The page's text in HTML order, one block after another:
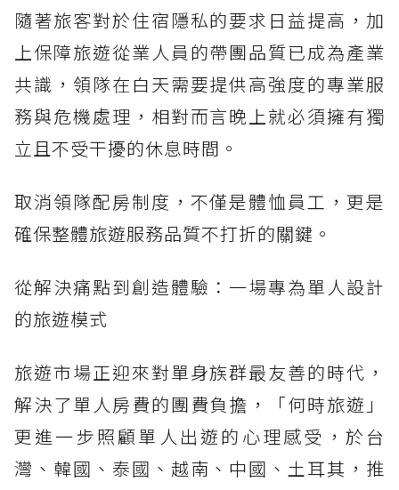
隨著旅客對於住宿隱私的要求日益提高，加
上保障旅遊從業人員的帶團品質已成為產業
共識，領隊在白天需要提供高強度的專業服
務與危機處理，相對而言晚上就必須擁有獨
立且不受干擾的休息時間。
取消領隊配房制度，不僅是體恤員工，更是
確保整體旅遊服務品質不打折的關鍵。
從解決痛點到創造體驗：一場專為單人設計
的旅遊模式
旅遊市場正迎來對單身族群最友善的時代，
解決了單人房費的團費負擔，「何時旅遊」
更進一步照顧單人出遊的心理感受，於台
灣、韓國、泰國、越南、中國、土耳其，推